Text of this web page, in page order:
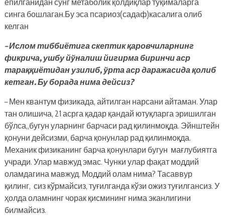
синга бошлаган.Бу эса псариоз(садаф)касалига олиб
келган
– Ислом тиббиётига скептик қаровчиларнинг
фикрича, ушбу йўналиш йигирма биринчи аср
тараққиётидан узилиб, ўрта аср даражасида қолиб
кетган. Бу борада нима дейсиз?
– Мен квантум физикада, айтилган нарсани айтаман. Улар
тан олишича, 21 асрга қадар қандай ютуқларга эришилган
бўлса,,бугун уларнинг барчаси рад қилинмоқда. Эйнштейн
қонуни дейсизми, барча қонунлар рад қилинмоқда.
Механик физиканинг барча қонунлари бугун мағлубиятга
учради. Улар мавжуд эмас. Чунки улар фақат моддий
оламдагина мавжуд. Моддий олам нима? Тасаввур
қилинг, сиз кўрмайсиз, туғилганда кўзи ожиз туғилгансиз. У
ҳолда оламнинг чорак қисмининг нима эканлигини
билмайсиз.